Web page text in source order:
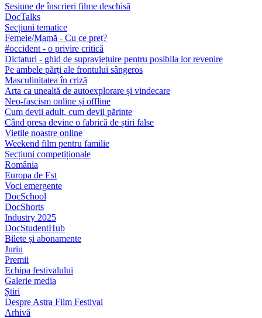
Sesiune de înscrieri filme deschisă
DocTalks
Secțiuni tematice
Femeie/Mamă - Cu ce preț?
#occident - o privire critică
Dictaturi - ghid de supraviețuire pentru posibila lor revenire
Pe ambele părți ale frontului sângeros
Masculinitatea în criză
Arta ca unealtă de autoexplorare și vindecare
Neo-fascism online și offline
Cum devii adult, cum devii părinte
Când presa devine o fabrică de știri false
Viețile noastre online
Weekend film pentru familie
Secțiuni competiționale
România
Europa de Est
Voci emergente
DocSchool
DocShorts
Industry 2025
DocStudentHub
Bilete și abonamente
Juriu
Premii
Echipa festivalului
Galerie media
Știri
Despre Astra Film Festival
Arhivă